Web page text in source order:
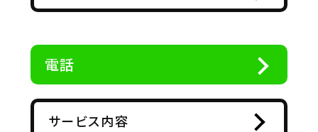
電話
サービス内容